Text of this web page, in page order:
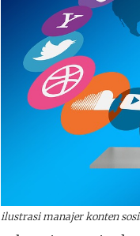
ilustrasi manajer konten